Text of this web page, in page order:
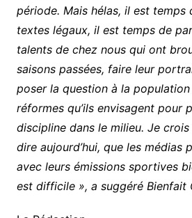
période. Mais hélas, il est temps
textes légaux, il est temps de
talents de chez nous qui ont
saisons passées, faire leur
poser la question à la
réformes qu’ils envisagent pour
discipline dans le milieu. Je crois
dire aujourd’hui, que les médias
avec leurs émissions sportives
est difficile », a suggéré Bienfait